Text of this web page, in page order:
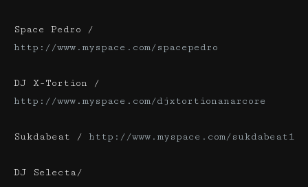
Space Pedro /
http://www.myspace.com/spacepedro
DJ X-Tortion /
http://www.myspace.com/djxtortionanarcore
Sukdabeat / http://www.myspace.com/sukdabeat1
DJ Selecta/